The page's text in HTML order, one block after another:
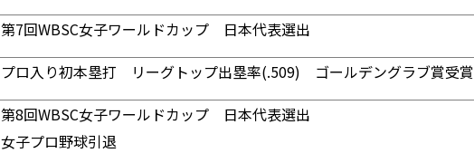
第7回WBSC女子ワールドカップ 日本代表選出
プロ入り初本塁打 リーグトップ出塁率(.509) ゴールデングラブ賞受賞
第8回WBSC女子ワールドカップ 日本代表選出
女子プロ野球引退